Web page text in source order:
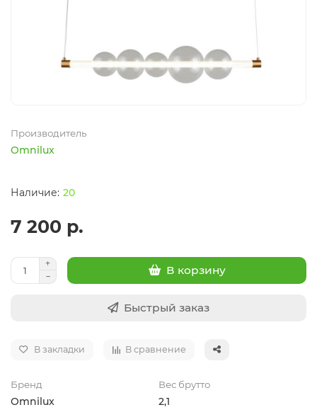
Производитель
Omnilux
20
7 200 р.
В корзину
Быстрый заказ
В закладки В сравнение
Бренд
Omnilux
Вес брутто
2,1